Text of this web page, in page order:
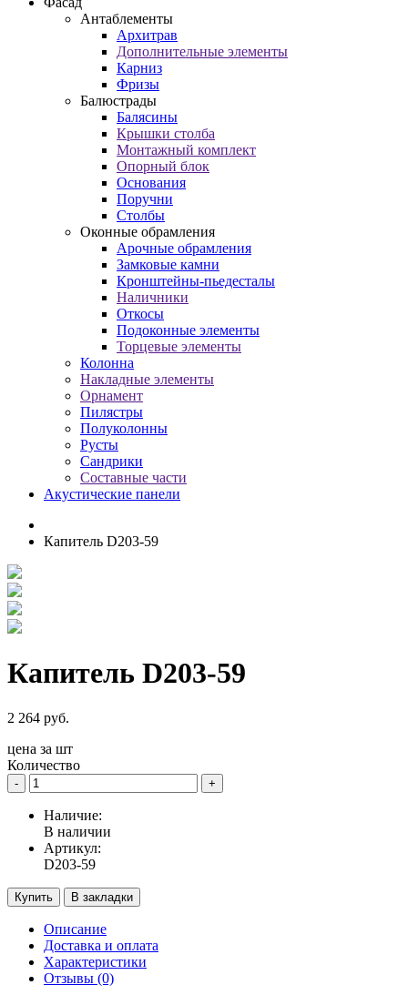
Антаблементы
Архитрав
Дополнительные элементы
Карниз
Фризы
Балюстрады
Балясины
Крышки столба
Монтажный комплект
Опорный блок
Основания
Поручни
Столбы
Оконные обрамления
Арочные обрамления
Замковые камни
Кронштейны-пьедесталы
Наличники
Откосы
Подоконные элементы
Торцевые элементы
Колонна
Накладные элементы
Орнамент
Пилястры
Полуколонны
Русты
Сандрики
Составные части
Акустические панели
Капитель D203-59
Капитель D203-59
2 264 руб.
цена за шт
Количество
- +
Наличие:
В наличии
Артикул:
D203-59
Купить В закладки
Описание
Доставка и оплата
Характеристики
Отзывы (0)